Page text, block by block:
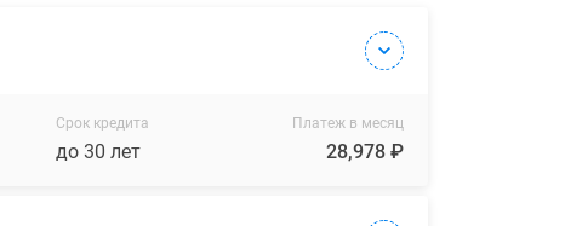
Срок кредита
до 30 лет
Платеж в месяц
28,978 ₽